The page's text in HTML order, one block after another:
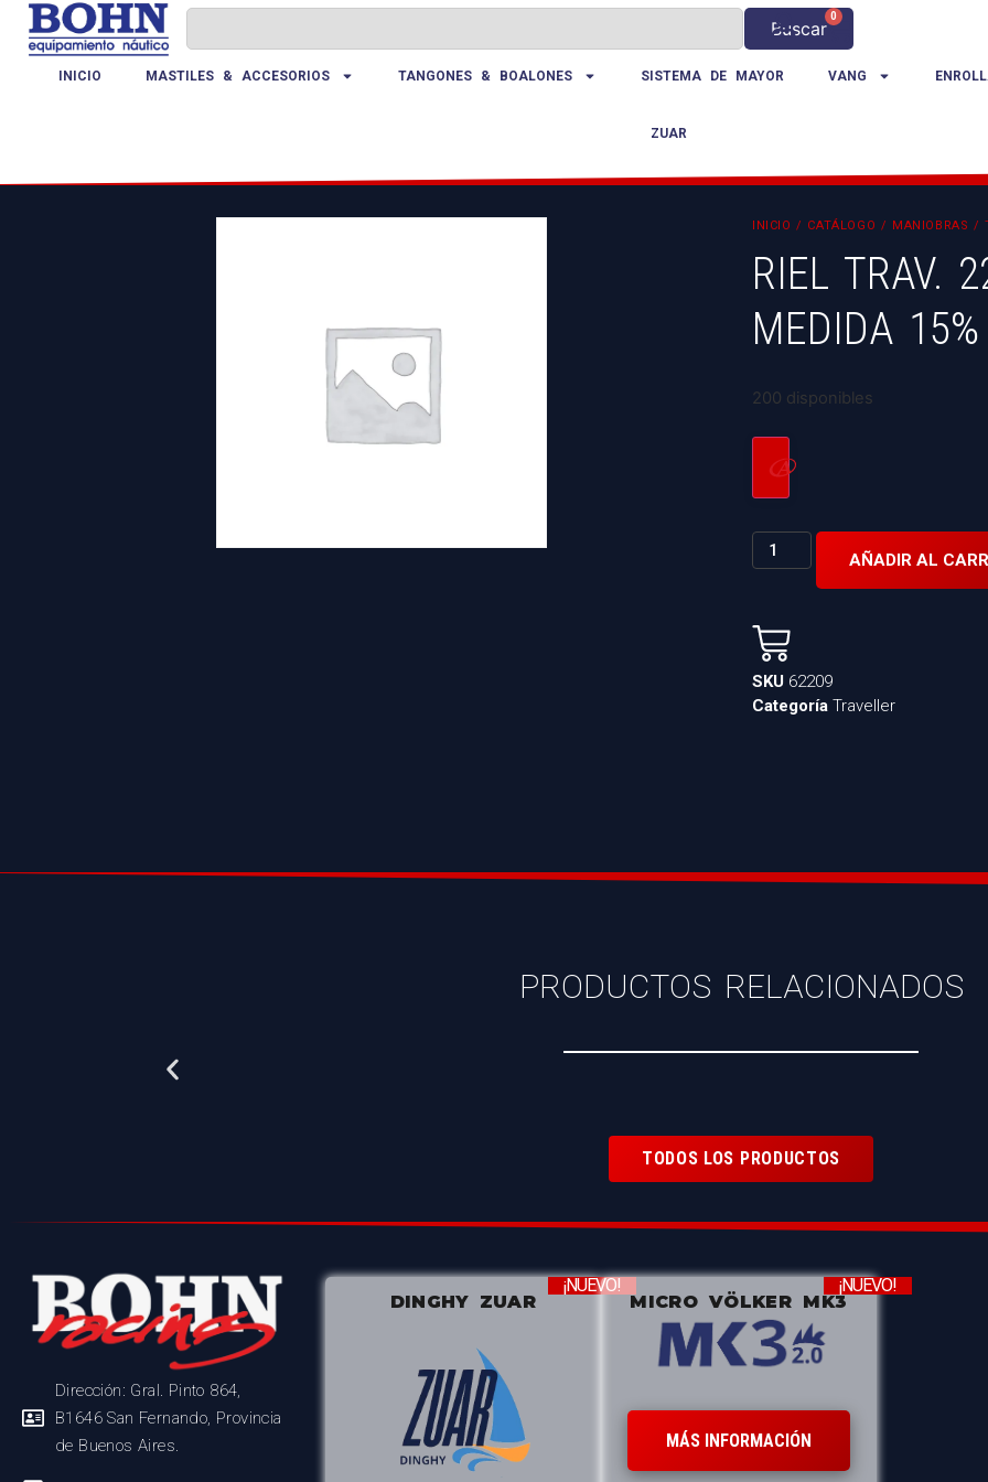
Buscar
0
INICIO MASTILES & ACCESORIOS TANGONES & BOALONES SISTEMA DE MAYOR VANG
ZUAR
INICIO / CATÁLOGO / MANIOBRAS /
RIEL TRAV.
MEDIDA
200 disponibles
AÑADIR AL
SKU 62209
Categoría Traveller
PRODUCTOS RELACIONADOS
TODOS LOS PRODUCTOS
Dirección: Gral. Pinto 864,
B1646 San Fernando, Provincia
de Buenos Aires.
DINGHY ZUAR
¡NUEVO!
MICRO VÖLKER MK3
¡NUEVO!
MÁS INFORMACIÓN